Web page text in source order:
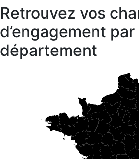
Retrouvez vos
d’engagement par
département